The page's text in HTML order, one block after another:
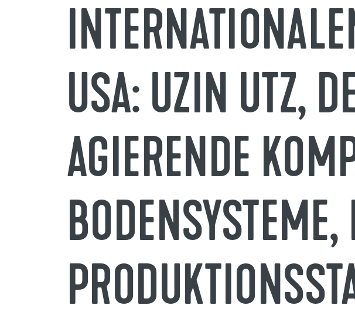
USA: UZIN UTZ,
AGIERENDE